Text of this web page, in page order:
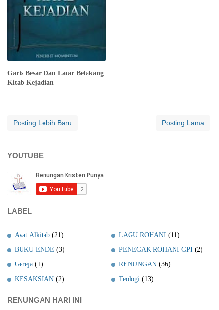
Garis Besar Dan Latar Belakang
Kitab Kejadian
Posting Lebih Baru Posting Lama
YOUTUBE
LABEL
Ayat Alkitab (21)
BUKU ENDE (3)
Gereja (1)
KESAKSIAN (2)
LAGU ROHANI (11)
PENEGAK ROHANI GPI (2)
RENUNGAN (36)
Teologi (13)
RENUNGAN HARI INI